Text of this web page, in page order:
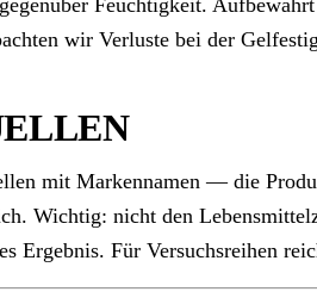
wir Verluste bei der
mit Markennamen — die
Wichtig: nicht den
Ergebnis. Für Versuchsreihen